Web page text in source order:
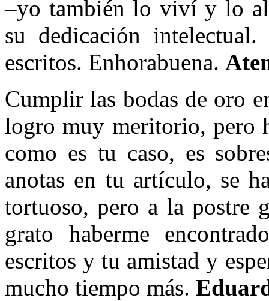
–yo también lo viví y lo
su dedicación
escritos. Enhorabuena.
Cumplir las bodas de oro
logro muy meritorio, pero
como es tu caso, es
anotas en tu artículo, se
tortuoso, pero a la postre
grato haberme
escritos y tu amistad y
mucho tiempo más.